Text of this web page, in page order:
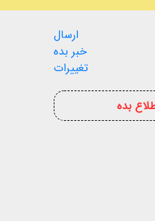
ارسال
خبر بده
تغییرات
بده